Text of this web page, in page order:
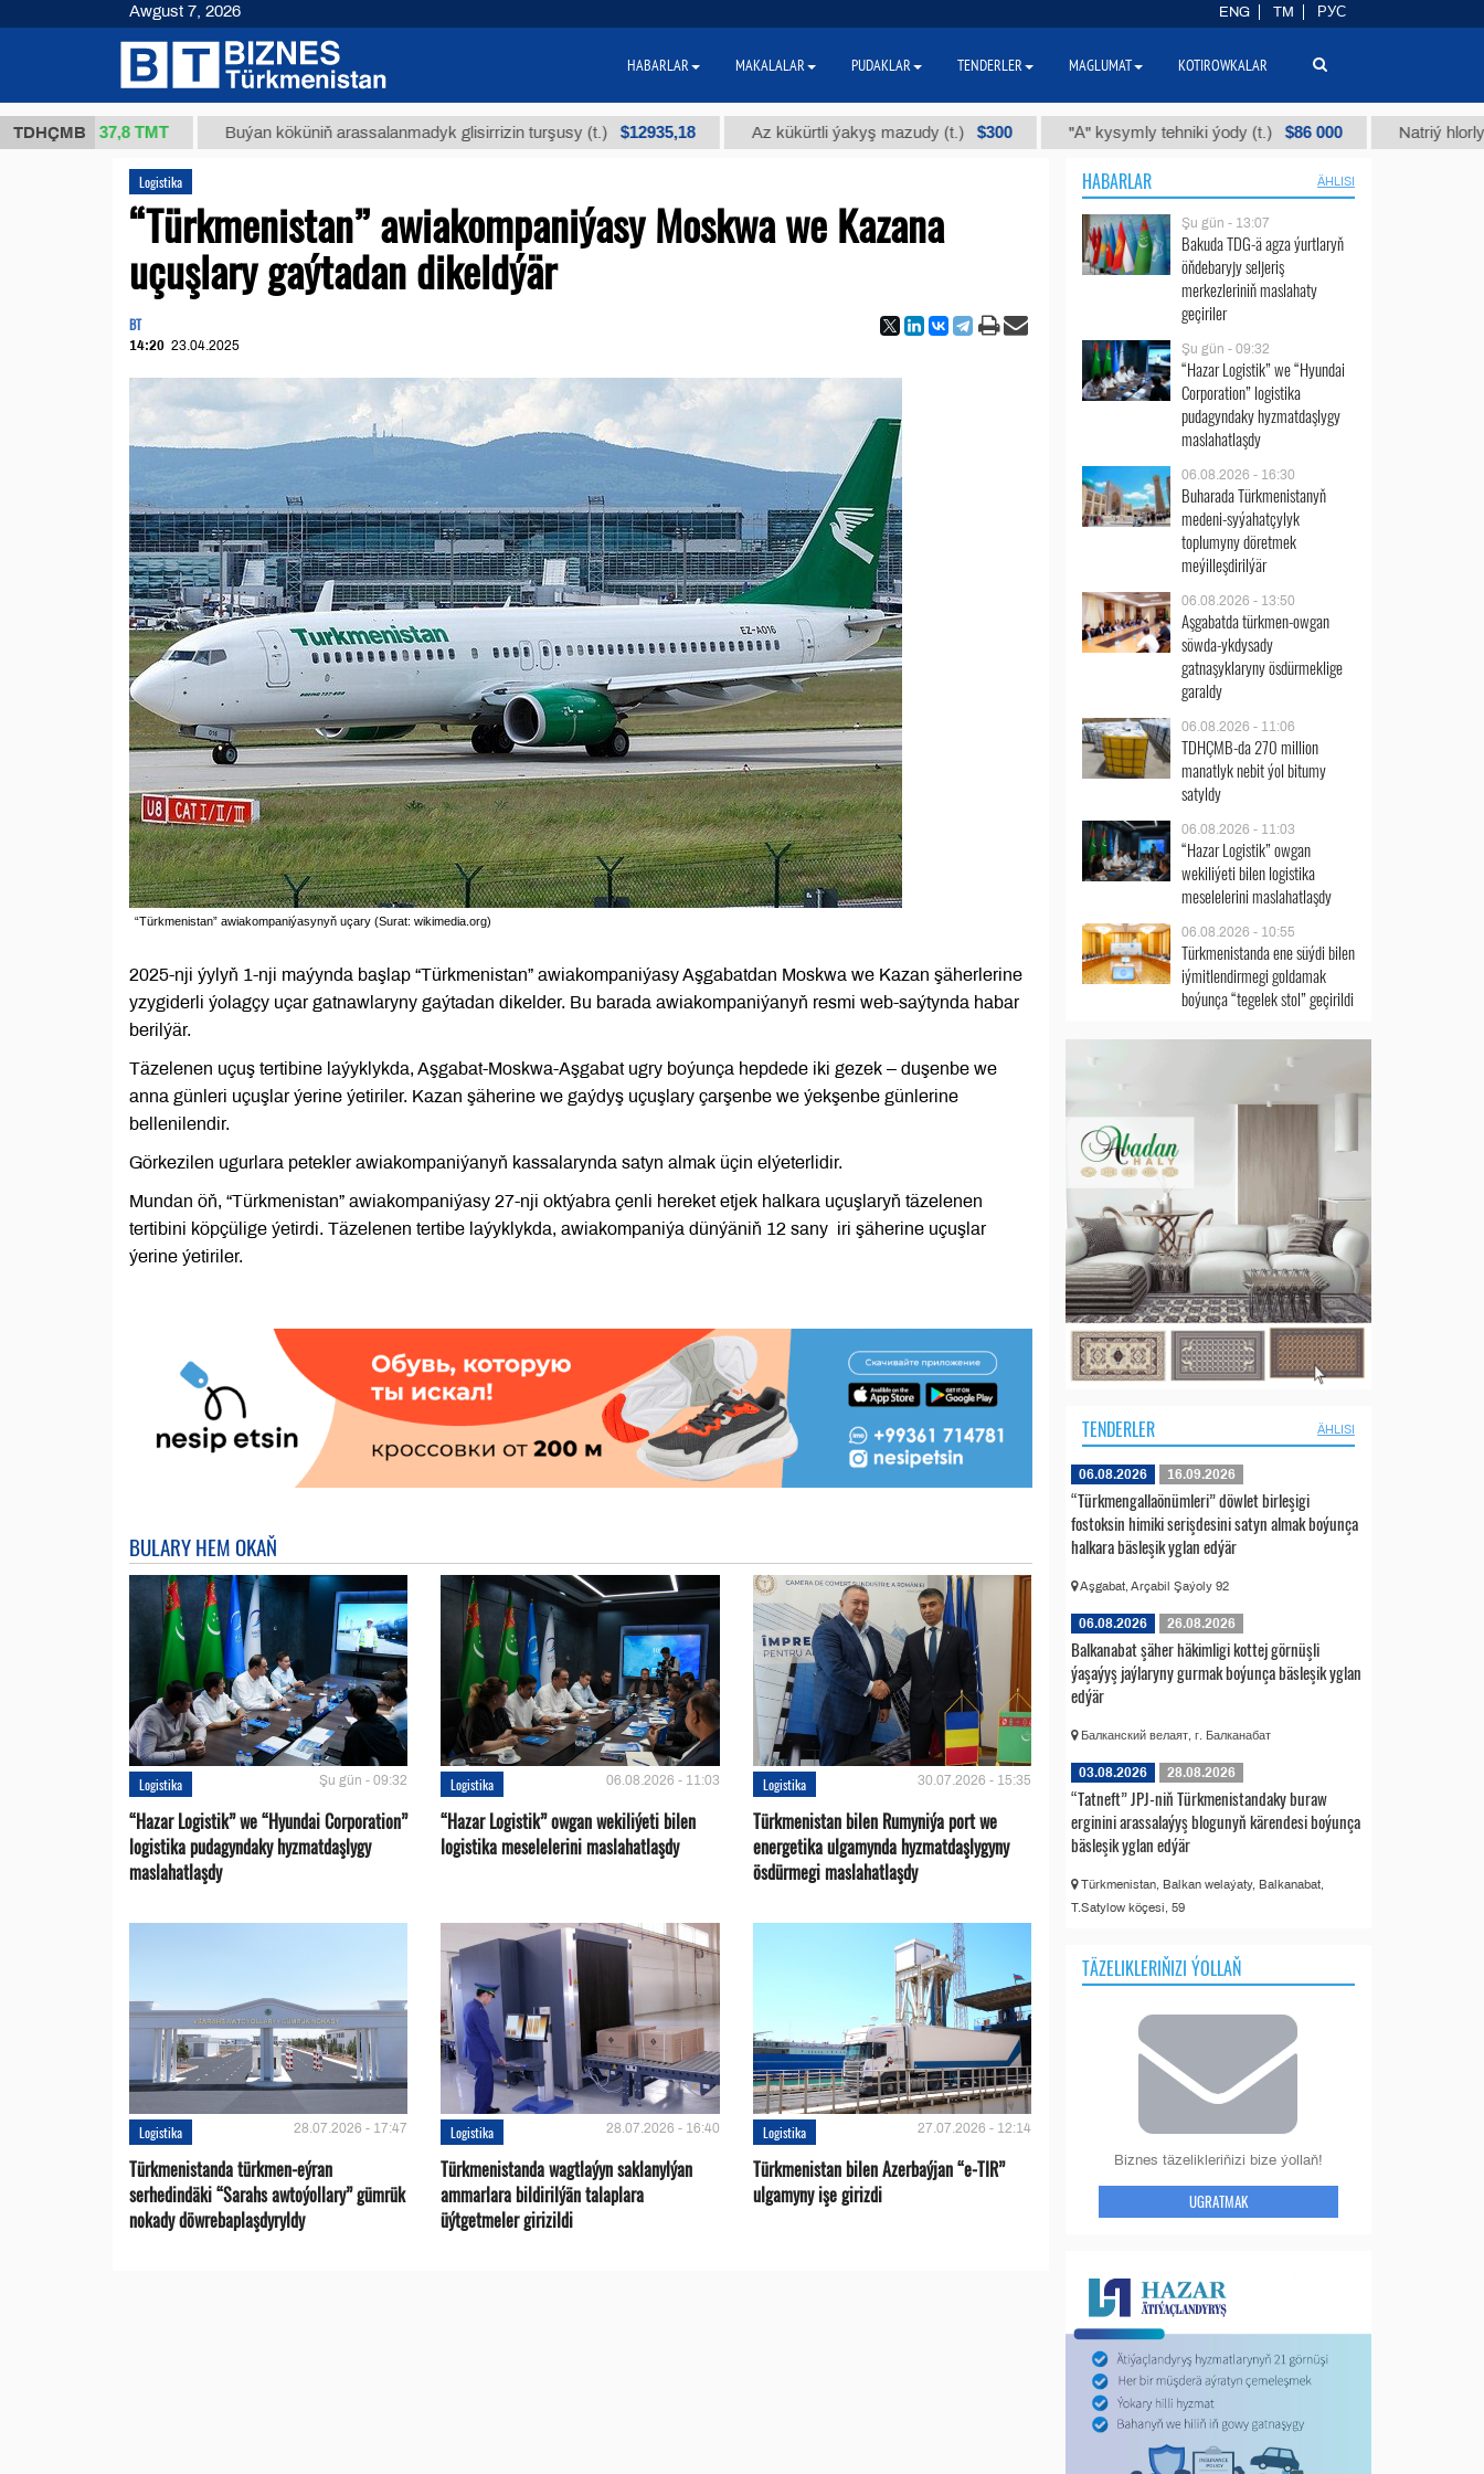
TDHÇMB
37,8 ТМТ Buýan köküniň arassalanmadyk glisirrizin turşusy (t.) $12935,18 Az kükürtli ýakyş mazudy (t.) $300 "А" kysymly tehniki ýody (t.) $86 000 Natriý hlorly (nahar
Logistika
“Türkmenistan” awiakompaniýasy Moskwa we Kazana
uçuşlary gaýtadan dikeldýär
BT
14:20 23.04.2025
“Türkmenistan” awiakompaniýasynyň uçary (Surat: wikimedia.org)
2025-nji ýylyň 1-nji maýynda başlap “Türkmenistan” awiakompaniýasy Aşgabatdan Moskwa we Kazan şäherlerine
yzygiderli ýolagçy uçar gatnawlaryny gaýtadan dikelder. Bu barada awiakompaniýanyň resmi web-saýtynda habar
berilýär.
Täzelenen uçuş tertibine laýyklykda, Aşgabat-Moskwa-Aşgabat ugry boýunça hepdede iki gezek – duşenbe we
anna günleri uçuşlar ýerine ýetiriler. Kazan şäherine we gaýdyş uçuşlary çarşenbe we ýekşenbe günlerine
bellenilendir.
Görkezilen ugurlara petekler awiakompaniýanyň kassalarynda satyn almak üçin elýeterlidir.
Mundan öň, “Türkmenistan” awiakompaniýasy 27-nji oktýabra çenli hereket etjek halkara uçuşlaryň täzelenen
tertibini köpçülige ýetirdi. Täzelenen tertibe laýyklykda, awiakompaniýa dünýäniň 12 sany iri şäherine uçuşlar
ýerine ýetiriler.
BULARY HEM OKAŇ
Logistika Şu gün - 09:32
“Hazar Logistik” we “Hyundai Corporation”
logistika pudagyndaky hyzmatdaşlygy
maslahatlaşdy
Logistika 06.08.2026 - 11:03
“Hazar Logistik” owgan wekiliýeti bilen
logistika meselelerini maslahatlaşdy
Logistika 30.07.2026 - 15:35
Türkmenistan bilen Rumyniýa port we
energetika ulgamynda hyzmatdaşlygyny
ösdürmegi maslahatlaşdy
Logistika 28.07.2026 - 17:47
Türkmenistanda türkmen-eýran
serhedindäki “Sarahs awtoýollary” gümrük
nokady döwrebaplaşdyryldy
Logistika 28.07.2026 - 16:40
Türkmenistanda wagtlaýyn saklanylýan
ammarlara bildirilýän talaplara
üýtgetmeler girizildi
Logistika 27.07.2026 - 12:14
Türkmenistan bilen Azerbaýjan “e-TIR”
ulgamyny işe girizdi
HABARLAR ÄHLISI
Şu gün - 13:07
Bakuda TDG-ä agza ýurtlaryň
öňdebaryjy seljeriş
merkezleriniň maslahaty
geçiriler
Şu gün - 09:32
“Hazar Logistik” we “Hyundai
Corporation” logistika
pudagyndaky hyzmatdaşlygy
maslahatlaşdy
06.08.2026 - 16:30
Buharada Türkmenistanyň
medeni-syýahatçylyk
toplumyny döretmek
meýilleşdirilýär
06.08.2026 - 13:50
Aşgabatda türkmen-owgan
söwda-ykdysady
gatnaşyklaryny ösdürmeklige
garaldy
06.08.2026 - 11:06
TDHÇMB-da 270 million
manatlyk nebit ýol bitumy
satyldy
06.08.2026 - 11:03
“Hazar Logistik” owgan
wekiliýeti bilen logistika
meselelerini maslahatlaşdy
06.08.2026 - 10:55
Türkmenistanda ene süýdi bilen
iýmitlendirmegi goldamak
boýunça “tegelek stol” geçirildi
TENDERLER ÄHLISI
06.08.2026 16.09.2026
“Türkmengallaönümleri” döwlet birleşigi
fostoksin himiki serişdesini satyn almak boýunça
halkara bäsleşik yglan edýär
Aşgabat, Arçabil Şaýoly 92
06.08.2026 26.08.2026
Balkanabat şäher häkimligi kottej görnüşli
ýaşaýyş jaýlaryny gurmak boýunça bäsleşik yglan
edýär
Балканский велаят, г. Балканабат
03.08.2026 28.08.2026
“Tatneft” JPJ-niň Türkmenistandaky buraw
erginini arassalaýyş blogunyň kärendesi boýunça
bäsleşik yglan edýär
Türkmenistan, Balkan welaýaty, Balkanabat,
T.Satylow köçesi, 59
TÄZELIKLERIŇIZI ÝOLLAŇ
Biznes täzelikleriňizi bize ýollaň!
UGRATMAK
Awgust 7, 2026 ENG TM РУС
HABARLAR MAKALALAR PUDAKLAR TENDERLER MAGLUMAT KOTIROWKALAR